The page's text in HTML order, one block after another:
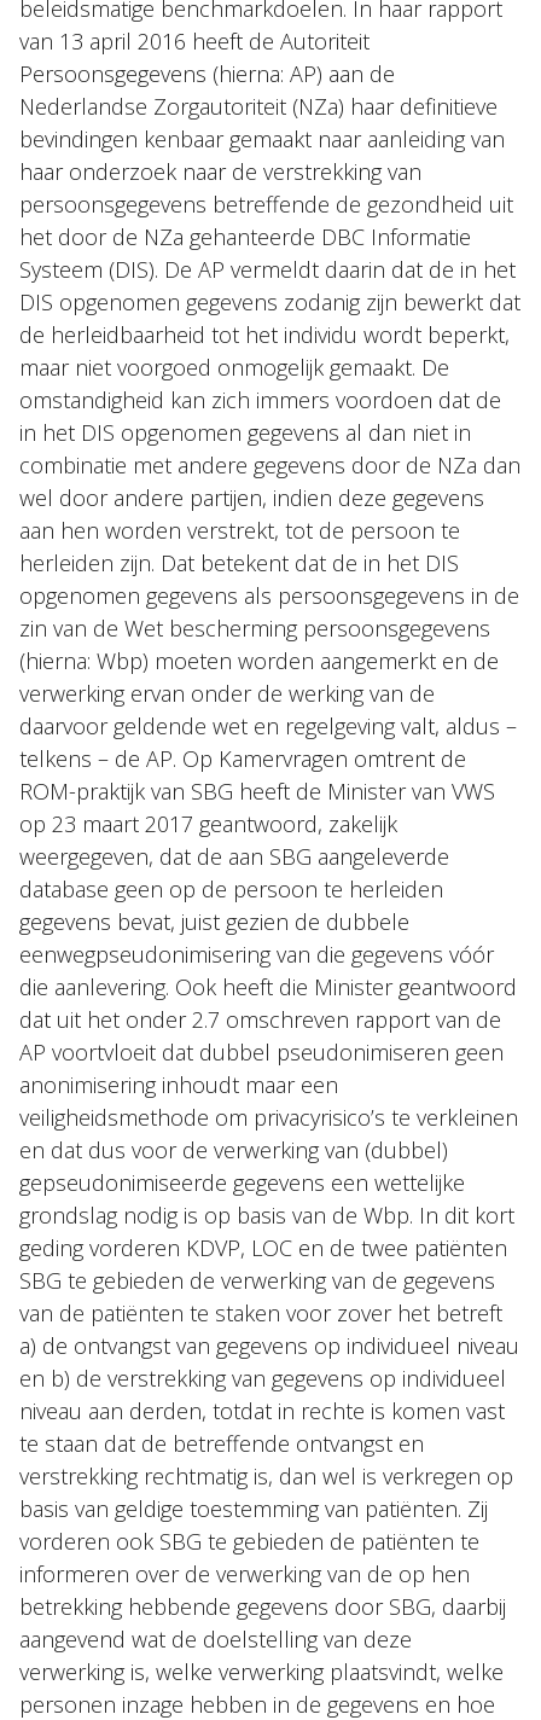
beleidsmatige benchmarkdoelen. In haar rapport
van 13 april 2016 heeft de Autoriteit
Persoonsgegevens (hierna: AP) aan de
Nederlandse Zorgautoriteit (NZa) haar definitieve
bevindingen kenbaar gemaakt naar aanleiding van
haar onderzoek naar de verstrekking van
persoonsgegevens betreffende de gezondheid uit
het door de NZa gehanteerde DBC Informatie
Systeem (DIS). De AP vermeldt daarin dat de in het
DIS opgenomen gegevens zodanig zijn bewerkt dat
de herleidbaarheid tot het individu wordt beperkt,
maar niet voorgoed onmogelijk gemaakt. De
omstandigheid kan zich immers voordoen dat de
in het DIS opgenomen gegevens al dan niet in
combinatie met andere gegevens door de NZa dan
wel door andere partijen, indien deze gegevens
aan hen worden verstrekt, tot de persoon te
herleiden zijn. Dat betekent dat de in het DIS
opgenomen gegevens als persoonsgegevens in de
zin van de Wet bescherming persoonsgegevens
(hierna: Wbp) moeten worden aangemerkt en de
verwerking ervan onder de werking van de
daarvoor geldende wet en regelgeving valt, aldus –
telkens – de AP. Op Kamervragen omtrent de
ROM-praktijk van SBG heeft de Minister van VWS
op 23 maart 2017 geantwoord, zakelijk
weergegeven, dat de aan SBG aangeleverde
database geen op de persoon te herleiden
gegevens bevat, juist gezien de dubbele
eenwegpseudonimisering van die gegevens vóór
die aanlevering. Ook heeft die Minister geantwoord
dat uit het onder 2.7 omschreven rapport van de
AP voortvloeit dat dubbel pseudonimiseren geen
anonimisering inhoudt maar een
veiligheidsmethode om privacyrisico’s te verkleinen
en dat dus voor de verwerking van (dubbel)
gepseudonimiseerde gegevens een wettelijke
grondslag nodig is op basis van de Wbp. In dit kort
geding vorderen KDVP, LOC en de twee patiënten
SBG te gebieden de verwerking van de gegevens
van de patiënten te staken voor zover het betreft
a) de ontvangst van gegevens op individueel niveau
en b) de verstrekking van gegevens op individueel
niveau aan derden, totdat in rechte is komen vast
te staan dat de betreffende ontvangst en
verstrekking rechtmatig is, dan wel is verkregen op
basis van geldige toestemming van patiënten. Zij
vorderen ook SBG te gebieden de patiënten te
informeren over de verwerking van de op hen
betrekking hebbende gegevens door SBG, daarbij
aangevend wat de doelstelling van deze
verwerking is, welke verwerking plaatsvindt, welke
personen inzage hebben in de gegevens en hoe